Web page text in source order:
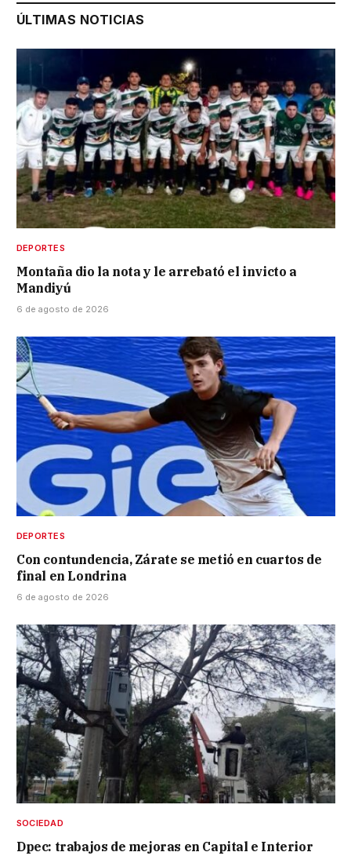
ÚLTIMAS NOTICIAS
DEPORTES
Montaña dio la nota y le arrebató el invicto a
Mandiyú
6 de agosto de 2026
DEPORTES
Con contundencia, Zárate se metió en cuartos de
final en Londrina
6 de agosto de 2026
SOCIEDAD
Dpec: trabajos de mejoras en Capital e Interior